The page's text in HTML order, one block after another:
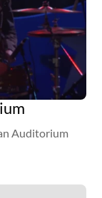
Auditorium